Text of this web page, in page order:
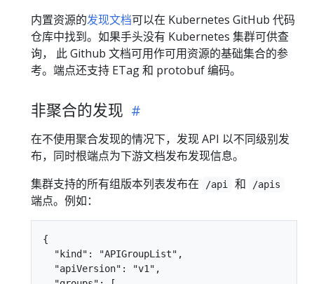
内置资源的发现文档可以在 Kubernetes GitHub 代码
仓库中找到。如果手头没有 Kubernetes 集群可供查
询， 此 Github 文档可用作可用资源的基础集合的参
考。端点还支持 ETag 和 protobuf 编码。
非聚合的发现
在不使用聚合发现的情况下，发现 API 以不同级别发
布，同时根端点为下游文档发布发现信息。
集群支持的所有组版本列表发布在
/api 和 /apis
端点。例如：
{
  "kind": "APIGroupList",
  "apiVersion": "v1",